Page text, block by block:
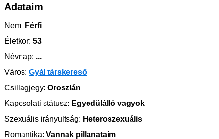
Adataim
Nem: Férfi
Életkor: 53
Névnap: ...
Város: Gyál társkereső
Csillagjegy: Oroszlán
Kapcsolati státusz: Egyedülálló vagyok
Szexuális irányultság: Heteroszexuális
Romantika: Vannak pillanataim